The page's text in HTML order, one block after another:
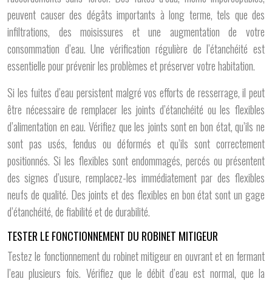
peuvent causer des dégâts importants à long terme, tels que des
infiltrations, des moisissures et une augmentation de votre
consommation d’eau. Une vérification régulière de l’étanchéité est
essentielle pour prévenir les problèmes et préserver votre habitation.
Si les fuites d’eau persistent malgré vos efforts de resserrage, il peut
être nécessaire de remplacer les joints d’étanchéité ou les flexibles
d’alimentation en eau. Vérifiez que les joints sont en bon état, qu’ils ne
sont pas usés, fendus ou déformés et qu’ils sont correctement
positionnés. Si les flexibles sont endommagés, percés ou présentent
des signes d’usure, remplacez-les immédiatement par des flexibles
neufs de qualité. Des joints et des flexibles en bon état sont un gage
d’étanchéité, de fiabilité et de durabilité.
TESTER LE FONCTIONNEMENT DU ROBINET MITIGEUR
Testez le fonctionnement du robinet mitigeur en ouvrant et en fermant
l’eau plusieurs fois. Vérifiez que le débit d’eau est normal, que la